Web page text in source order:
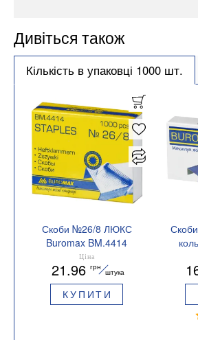
Дивіться також
Кількість в упаковці 1000 шт.
Скоби №26/8 ЛЮКС
Buromax BM.4414
Ціна
21.96 грн
штука
КУПИТИ